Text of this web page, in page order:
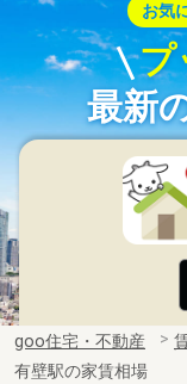
お気
プ
最新
goo住宅・不動産
有壁駅の家賃相場